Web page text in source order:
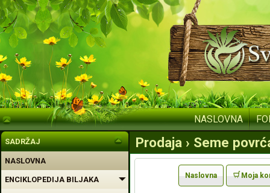
NASLOVNA
SADRŽAJ
NASLOVNA
ENCIKLOPEDIJA BILJAKA
Prodaja › Seme
Naslovna Moja